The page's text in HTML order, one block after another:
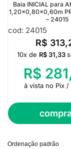
Baia INICIAL para
1,20×0,80×0,60m
– 24015
cod: 24015
R$
10x de R$31,33
R$
à vista no Pix /